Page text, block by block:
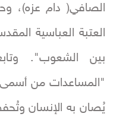
الصافي( دام عزه)،
العتبة العباسية
بين الشعوب".
"المساعدات من
يُصان به الإنسان